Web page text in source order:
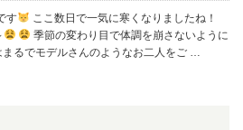
す
ここ数日で一気に寒くなりましたね！
季節の変わり目で体調を崩さないように
るでモデルさんのようなお二人をご …